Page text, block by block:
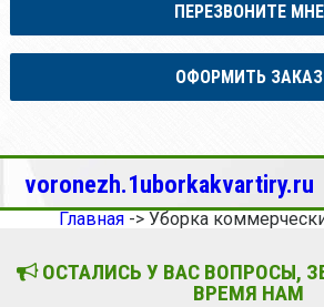
ПЕРЕЗВОНИТЕ МНЕ
ОФОРМИТЬ ЗАКАЗ
voronezh.1uborkakvartiry.ru
Главная -> Уборка
ОСТАЛИСЬ У ВАС ВОПРОСЫ,
ВРЕМЯ НАМ